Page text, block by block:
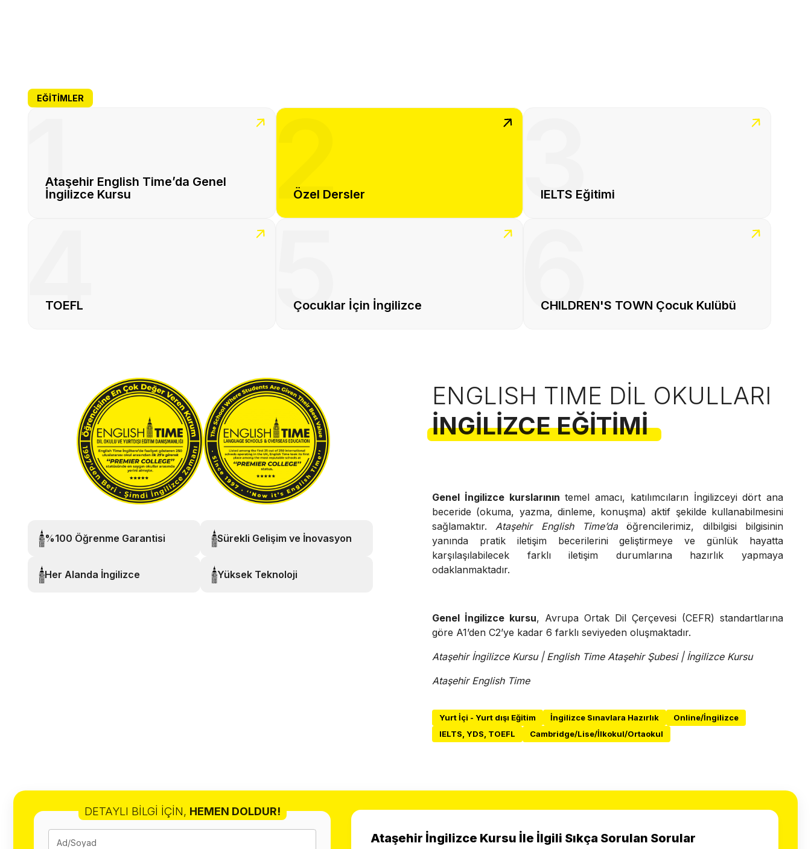
EĞITIMLER
Ataşehir English Time’da Genel
İngilizce Kursu
1 Özel Dersler
2 IELTS Eğitimi
3
TOEFL
4 Çocuklar İçin İngilizce
5 CHILDREN'S TOWN Çocuk Kulübü
6
%100 Öğrenme Garantisi Sürekli Gelişim ve İnovasyon
Her Alanda İngilizce Yüksek Teknoloji
ENGLISH TIME DIL OKULLARI
İNGILIZCE EĞITIMI
Genel İngilizce kurslarının temel amacı, katılımcıların İngilizceyi dört ana
beceride (okuma, yazma, dinleme, konuşma) aktif şekilde kullanabilmesini
sağlamaktır. Ataşehir English Time’da öğrencilerimiz, dilbilgisi bilgisinin
yanında pratik iletişim becerilerini geliştirmeye ve günlük hayatta
karşılaşılabilecek farklı iletişim durumlarına hazırlık yapmaya
odaklanmaktadır.
Genel İngilizce kursu, Avrupa Ortak Dil Çerçevesi (CEFR) standartlarına
göre A1’den C2’ye kadar 6 farklı seviyeden oluşmaktadır.
Ataşehir İngilizce Kursu | English Time Ataşehir Şubesi | İngilizce Kursu
Ataşehir English Time
Yurt İçi - Yurt dışı Eğitim İngilizce Sınavlara Hazırlık
Online/İngilizce
IELTS, YDS, TOEFL
Cambridge/Lise/İlkokul/Ortaokul
DETAYLI BILGI İÇIN, HEMEN DOLDUR!
Ad/Soyad Ataşehir İngilizce Kursu İle İlgili Sıkça Sorulan Sorular